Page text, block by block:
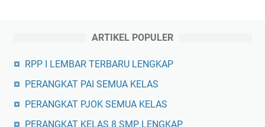
ARTIKEL POPULER
RPP I LEMBAR TERBARU LENGKAP
PERANGKAT PAI SEMUA KELAS
PERANGKAT PJOK SEMUA KELAS
PERANGKAT KELAS 8 SMP LENGKAP